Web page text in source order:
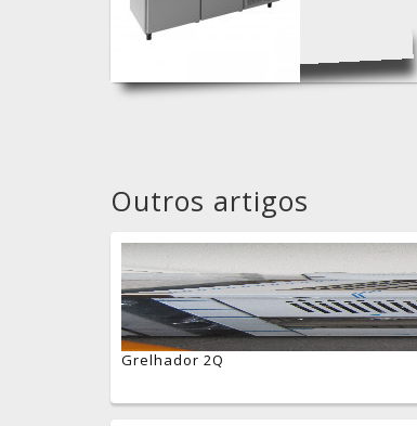
Outros artigos
Grelhador 2Q